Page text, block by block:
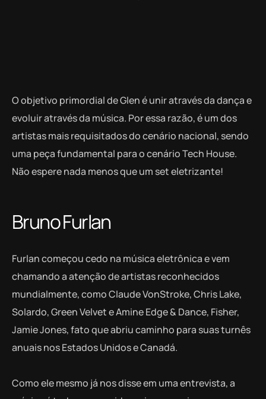
O objetivo primordial de Glen é unir através da dança e
evoluir através da música. Por essa razão, é um dos
artistas mais requisitados do cenário nacional, sendo
uma peça fundamental para o cenário Tech House.
Não espere nada menos que um set eletrizante!
Bruno Furlan
Furlan começou cedo na música eletrônica e vem
chamando a atenção de artistas reconhecidos
mundialmente, como Claude VonStroke, Chris Lake,
Solardo, Green Velvet e Amine Edge & Dance, Fisher,
Jamie Jones, fato que abriu caminho para suas turnês
anuais nos Estados Unidos e Canadá.
Como ele mesmo já nos disse em uma entrevista, a